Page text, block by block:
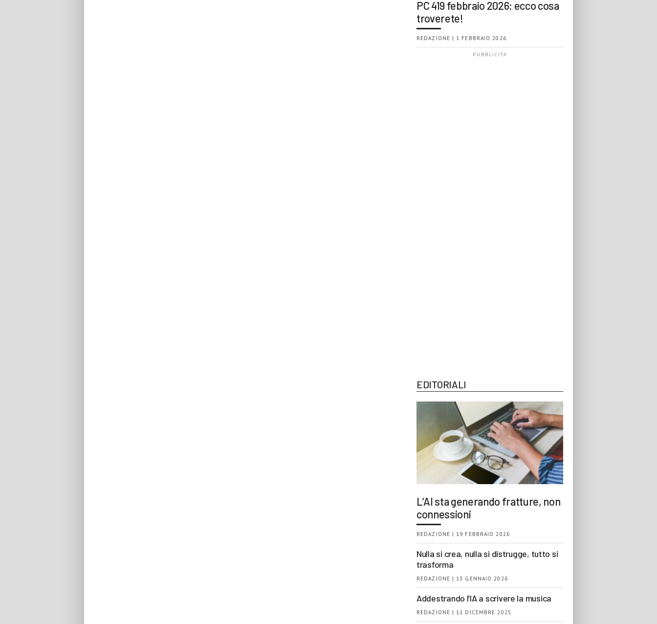
PC 419 febbraio 2026: ecco cosa
troverete!
REDAZIONE | 1 FEBBRAIO 2026
EDITORIALI
L’AI sta generando fratture, non
connessioni
REDAZIONE | 19 FEBBRAIO 2026
Nulla si crea, nulla si distrugge, tutto si
trasforma
REDAZIONE | 13 GENNAIO 2026
Addestrando l’IA a scrivere la musica
REDAZIONE | 11 DICEMBRE 2025